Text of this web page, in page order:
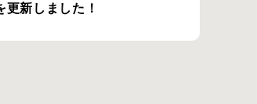
更新しました！